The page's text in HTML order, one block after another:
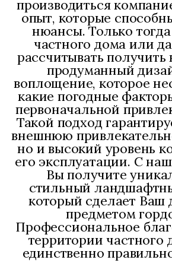
производиться
опыт, которые
нюансы. Только
частного дома или
рассчитывать получить
продуманный
воплощение, которое
какие погодные
первоначальной
Такой подход
внешнюю
но и высокий уровень
его эксплуатации. С
Вы получите
стильный
который сделает Ваш
предметом
Профессиональное
территории частного
единственно